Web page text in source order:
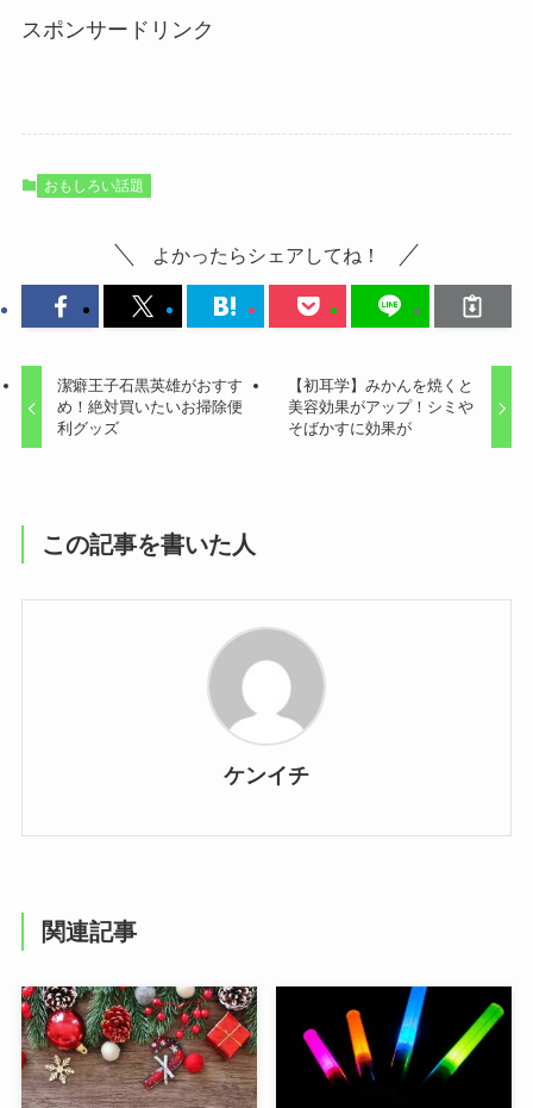
スポンサードリンク
おもしろい話題
よかったらシェアしてね！
潔癖王子石黒英雄がおすす
め！絶対買いたいお掃除便
利グッズ
【初耳学】みかんを焼くと
美容効果がアップ！シミや
そばかすに効果が
この記事を書いた人
ケンイチ
関連記事